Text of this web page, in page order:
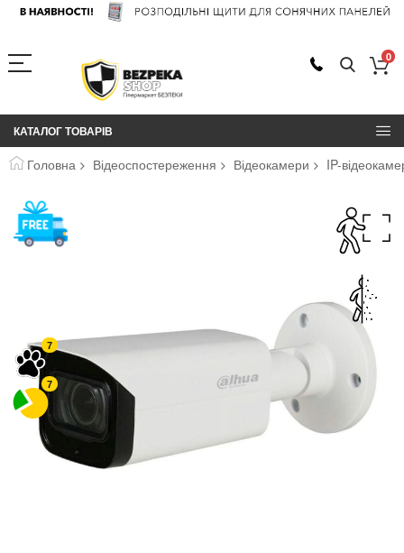
0
КАТАЛОГ ТОВАРІВ
Головна Відеоспостереження Відеокамери IP-
7
7
Перейти
до
кінця
галереї